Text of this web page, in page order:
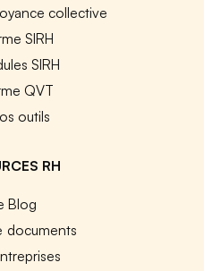
collective
SIRH
SIRH
QVT
outils
RH
Blog
documents